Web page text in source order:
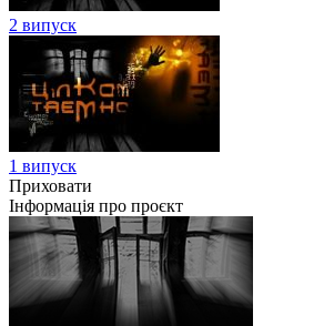
2 випуск
1 випуск
Приховати
Інформація про проєкт